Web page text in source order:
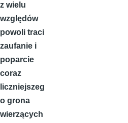
z wielu
względów
powoli traci
zaufanie i
poparcie
coraz
liczniejszeg
o grona
wierzących